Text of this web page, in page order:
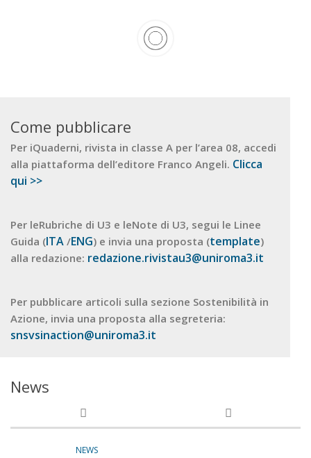
Come pubblicare
Per iQuaderni, rivista in classe A per l’area 08, accedi
alla piattaforma dell’editore Franco Angeli. Clicca
qui >>
Per leRubriche di U3 e leNote di U3, segui le Linee
Guida (ITA /ENG) e invia una proposta (template)
alla redazione: redazione.rivistau3@uniroma3.it
Per pubblicare articoli sulla sezione Sostenibilità in
Azione, invia una proposta alla segreteria:
snsvsinaction@uniroma3.it
News
NEWS